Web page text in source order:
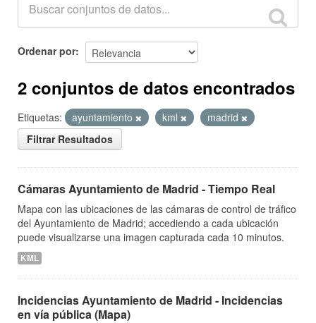
Ordenar por
2 conjuntos de datos encontrados
Etiquetas: ayuntamiento kml
madrid
Filtrar Resultados
Cámaras Ayuntamiento de Madrid - Tiempo Real
Mapa con las ubicaciones de las cámaras de control de tráfico
del Ayuntamiento de Madrid; accediendo a cada ubicación
puede visualizarse una imagen capturada cada 10 minutos.
KML
Incidencias Ayuntamiento de Madrid - Incidencias
en vía pública (Mapa)